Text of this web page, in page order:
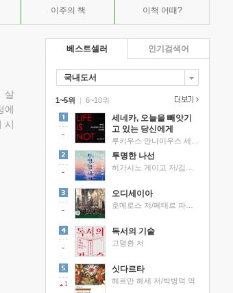
이주의 책 이책 어때?
살
에
시
베스트셀러
국내도서
1~5위 |
세네카, 오늘을 빼앗기
고 있는 당신에게
투명한 나선
오디세이아
독서의 기술
고명환 저
1
싯다르타
헤르만 헤세 저/박병덕 역
6~10위
인기검색어